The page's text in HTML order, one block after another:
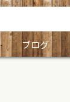
ブログ